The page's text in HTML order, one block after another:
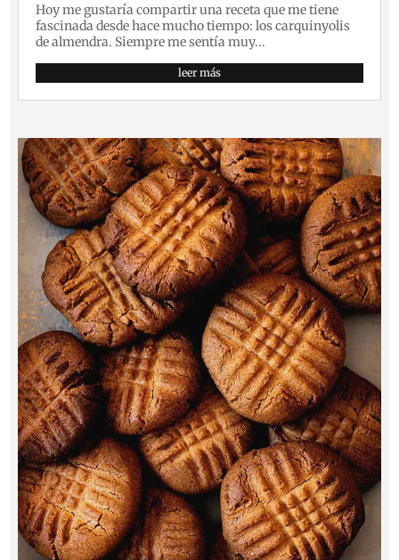
Hoy me gustaría compartir una receta que me tiene
fascinada desde hace mucho tiempo: los carquinyolis
de almendra. Siempre me sentía muy...
leer más